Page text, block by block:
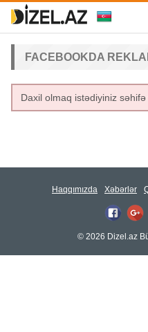
FACEBOOKDA
Daxil olmaq istədiyiniz səhifə
Haqqımızda Xəbərlər
© 2026 Dizel.az